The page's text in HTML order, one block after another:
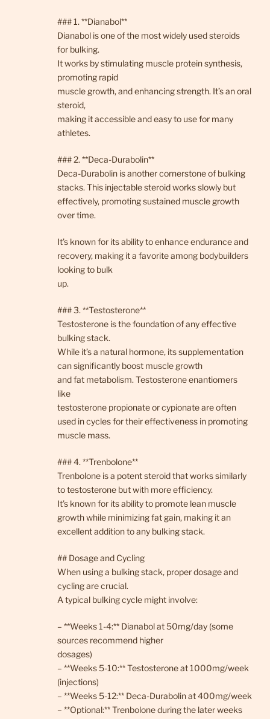
### 1. **Dianabol**
Dianabol is one of the most widely used steroids
for bulking.
It works by stimulating muscle protein synthesis,
promoting rapid
muscle growth, and enhancing strength. It’s an oral
steroid,
making it accessible and easy to use for many
athletes.
### 2. **Deca-Durabolin**
Deca-Durabolin is another cornerstone of bulking
stacks. This injectable steroid works slowly but
effectively, promoting sustained muscle growth
over time.
It’s known for its ability to enhance endurance and
recovery, making it a favorite among bodybuilders
looking to bulk
up.
### 3. **Testosterone**
Testosterone is the foundation of any effective
bulking stack.
While it’s a natural hormone, its supplementation
can significantly boost muscle growth
and fat metabolism. Testosterone enantiomers
like
testosterone propionate or cypionate are often
used in cycles for their effectiveness in promoting
muscle mass.
### 4. **Trenbolone**
Trenbolone is a potent steroid that works similarly
to testosterone but with more efficiency.
It’s known for its ability to promote lean muscle
growth while minimizing fat gain, making it an
excellent addition to any bulking stack.
## Dosage and Cycling
When using a bulking stack, proper dosage and
cycling are crucial.
A typical bulking cycle might involve:
– **Weeks 1-4:** Dianabol at 50mg/day (some
sources recommend higher
dosages)
– **Weeks 5-10:** Testosterone at 1000mg/week
(injections)
– **Weeks 5-12:** Deca-Durabolin at 400mg/week
– **Optional:** Trenbolone during the later weeks